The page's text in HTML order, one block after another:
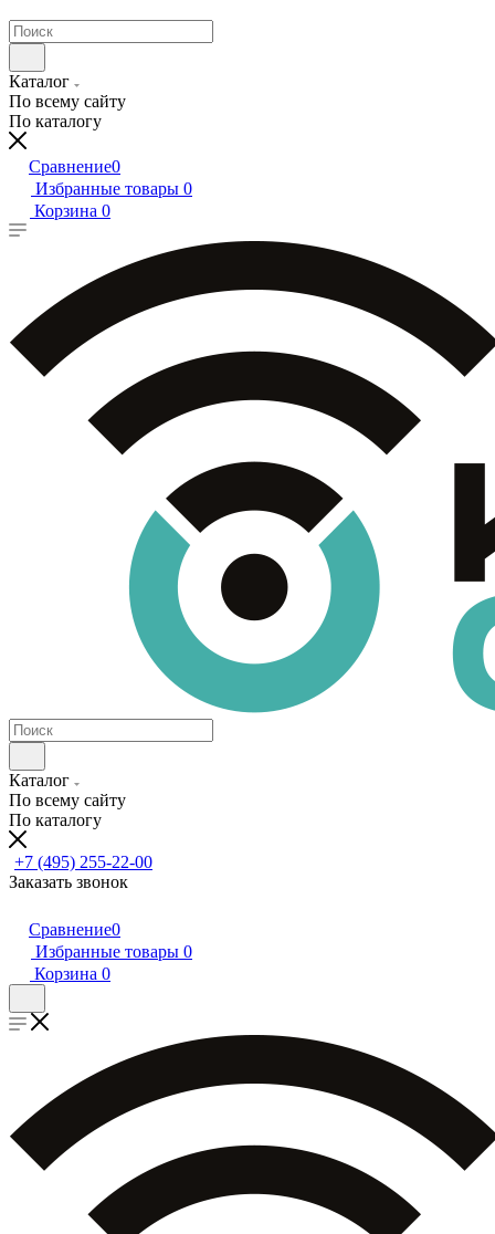
Каталог
По всему сайту
По каталогу
Сравнение0
Избранные товары 0
Корзина 0
Каталог
По всему сайту
По каталогу
+7 (495) 255-22-00
Заказать звонок
Сравнение0
Избранные товары 0
Корзина 0